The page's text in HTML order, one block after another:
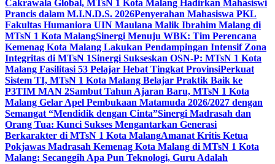
Cakrawala Global, MTsN 1 Kota Malang Hadirkan Mahasiswi
Prancis dalam M.I.N.D.S. 2026Penyerahan Mahasiswa PKL
Fakultas Humaniora UIN Maulana Malik Ibrahim Malang di
MTsN 1 Kota MalangSinergi Menuju WBK: Tim Perencana
Kemenag Kota Malang Lakukan Pendampingan Intensif Zona
Integritas di MTsN 1Sinergi Sukseskan OSN-P: MTsN 1 Kota
Malang Fasilitasi 53 Pelajar Hebat Tingkat ProvinsiPerkuat
Sistem TI, MTsN 1 Kota Malang Belajar Praktik Baik ke
P3TIM MAN 2Sambut Tahun Ajaran Baru, MTsN 1 Kota
Malang Gelar Apel Pembukaan Matamuda 2026/2027 dengan
Semangat “Mendidik dengan Cinta”Sinergi Madrasah dan
Orang Tua: Kunci Sukses Mengantarkan Generasi
Berkarakter di MTsN 1 Kota MalangAmanat Kritis Ketua
Pokjawas Madrasah Kemenag Kota Malang di MTsN 1 Kota
Malang: Secanggih Apa Pun Teknologi, Guru Adalah